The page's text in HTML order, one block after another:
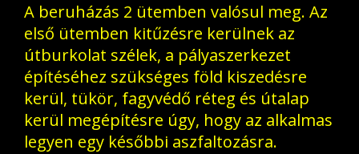
A beruházás 2 ütemben valósul meg. Az
első ütemben kitűzésre kerülnek az
útburkolat szélek, a pályaszerkezet
építéséhez szükséges föld kiszedésre
kerül, tükör, fagyvédő réteg és útalap
kerül megépítésre úgy, hogy az alkalmas
legyen egy későbbi aszfaltozásra.